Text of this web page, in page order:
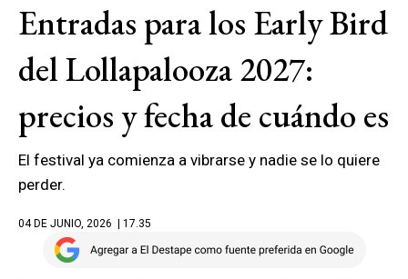
Entradas para los Early Bird
del Lollapalooza 2027:
precios y fecha de cuándo es
El festival ya comienza a vibrarse y nadie se lo quiere
perder.
04 DE JUNIO, 2026 | 17.35